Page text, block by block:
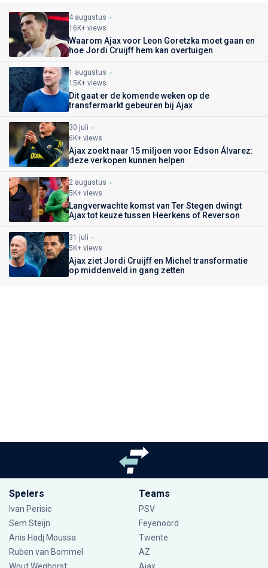
4 augustus
16K+ views
Waarom Ajax voor Leon Goretzka moet gaan en
hoe Jordi Cruijff hem kan overtuigen
1 augustus
15K+ views
Dit gaat er de komende weken op de
transfermarkt gebeuren bij Ajax
30 juli
6K+ views
Ajax zoekt naar 15 miljoen voor Edson Álvarez:
deze verkopen kunnen helpen
2 augustus
5K+ views
Langverwachte komst van Ter Stegen dwingt
Ajax tot keuze tussen Heerkens of Reverson
31 juli
5K+ views
Ajax ziet Jordi Cruijff en Michel transformatie
op middenveld in gang zetten
Spelers
Ivan Perisic
Sem Steijn
Anis Hadj Moussa
Ruben van Bommel
Teams
PSV
Feyenoord
Twente
AZ